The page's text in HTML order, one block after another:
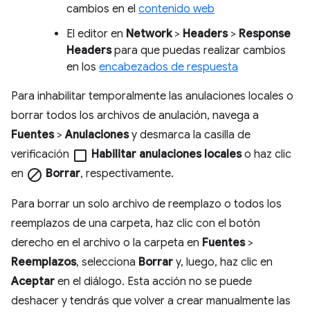
cambios en el contenido web
El editor en Network> Headers> Response
Headerspara que puedas realizar cambios
en los encabezados de respuesta
Para inhabilitar temporalmente las anulaciones locales o
borrar todos los archivos de anulación, navega a
Fuentes>Anulacionesy desmarca la casilla de
verificación check_box_outline_blank Habilitar anulaciones localeso haz clic
en block Borrar, respectivamente.
Para borrar un solo archivo de reemplazo o todos los
reemplazos de una carpeta, haz clic con el botón
derecho en el archivo o la carpeta en Fuentes>
Reemplazos, selecciona Borrar y, luego, haz clic en
Aceptar en el diálogo. Esta acción no se puede
deshacer y tendrás que volver a crear manualmente las